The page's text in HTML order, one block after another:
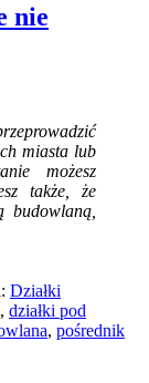
nie
miasta lub
możesz
także, że
budowlaną,
Działki
, działki pod
, pośrednik